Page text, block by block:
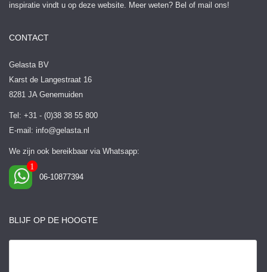
inspiratie vindt u op deze website. Meer weten? Bel of mail ons!
CONTACT
Gelasta BV
Karst de Langestraat 16
8281 JA Genemuiden
Tel: +31 - (0)38 38 55 800
E-mail: info@gelasta.nl
We zijn ook bereikbaar via Whatsapp:
06-10877394
BLIJF OP DE HOOGTE